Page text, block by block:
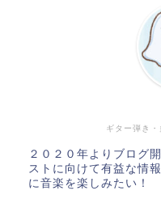
ギター弾き
２０２０年よりブログ
ストに向けて有益な情
に音楽を楽しみたい！